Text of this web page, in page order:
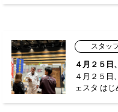
スタッ
４月２５
４月２５
ェスタ は